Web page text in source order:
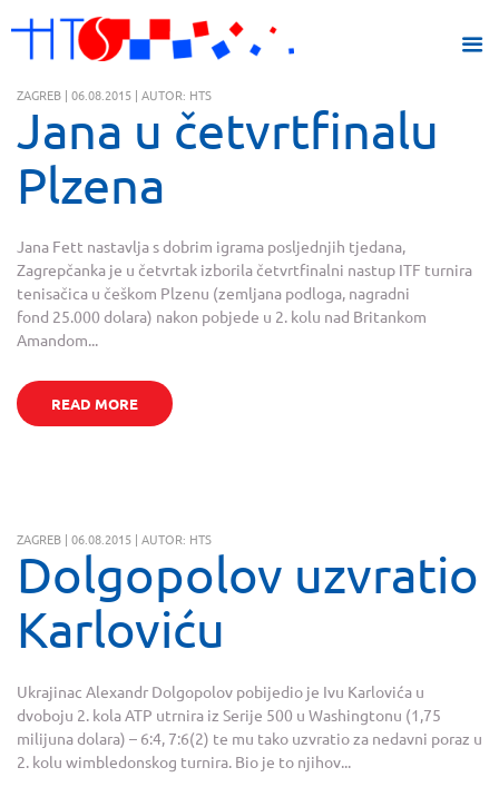
ZAGREB | 06.08.2015 | AUTOR: HTS
Jana u četvrtfinalu
Plzena
Jana Fett nastavlja s dobrim igrama posljednjih tjedana,
Zagrepčanka je u četvrtak izborila četvrtfinalni nastup ITF turnira
tenisačica u češkom Plzenu (zemljana podloga, nagradni
fond 25.000 dolara) nakon pobjede u 2. kolu nad Britankom
Amandom...
READ MORE
ZAGREB | 06.08.2015 | AUTOR: HTS
Dolgopolov uzvratio
Karloviću
Ukrajinac Alexandr Dolgopolov pobijedio je Ivu Karlovića u
dvoboju 2. kola ATP utrnira iz Serije 500 u Washingtonu (1,75
milijuna dolara) – 6:4, 7:6(2) te mu tako uzvratio za nedavni poraz u
2. kolu wimbledonskog turnira. Bio je to njihov...